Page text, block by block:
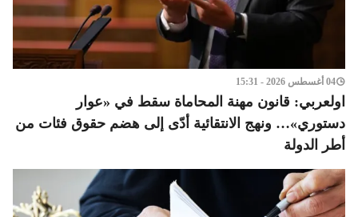
04 أغسطس 2026 - 15:31
اولعربي: قانون مهنة المحاماة سقط في «عوار
دستوري»… ونهج الانتقائية أدّى إلى هضم حقوق فئات من
أطر الدولة